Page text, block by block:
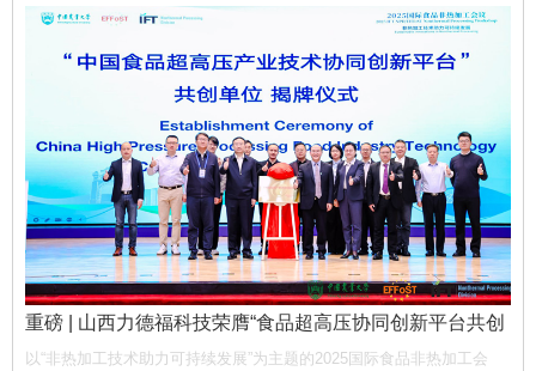
重磅 | 山西力德福科技荣膺“食品超高压协同创新平台共创
单位”，携手产业链共筑非热加工新生态
以“非热加工技术助力可持续发展”为主题的2025国际食品非热加工会